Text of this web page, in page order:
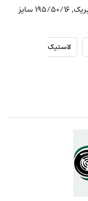
,
۱۹۵/۵۰/۱۶ سایز
لاستیک